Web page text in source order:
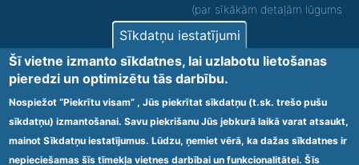
(par sīkākām detaļām lūgums
zvanīt).
Nodrošinām vides piekļūstamību personām ar
funkcionāliem traucējumiem! SIA „Sanare-KRC
Jaunķemeri”, Kolkas ielā 20, Jūrmalā ir nodrošināta vides
piekļūstamība personām ar funkcionāliem traucējumiem,
tādejādi nodrošinot atbilstību Ministru kabineta
2009.gada 20.janvāra noteikumos Nr.60 „Noteikumi par
obligātajām prasībām ārstniecības iestādēm un to
struktūrvienībām” minētajām prasībām.
Sīkdatņu iestatījumi
Šī vietne izmanto sīkdatnes, lai uzlabotu lietošanas
pieredzi un optimizētu tās darbību.
Nospiežot “Piekrītu visam” , Jūs piekrītat sīkdatņu (t.sk. trešo pušu
sīkdatņu) izmantošanai. Savu piekrišanu Jūs jebkurā laikā varat atsaukt,
mainot Sīkdatņu iestatījumus. Lūdzu, ņemiet vērā, ka dažas sīkdatnes ir
nepieciešamas šīs tīmekļa vietnes darbībai un funkcionalitātei. Šīs